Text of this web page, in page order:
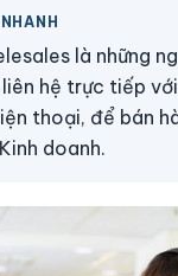
là những
hệ trực tiếp
thoại, để bán
doanh.